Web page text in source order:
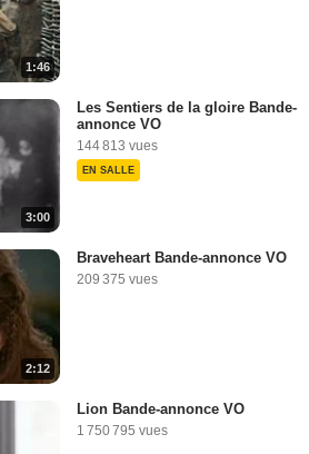
1:46
3:00
Les Sentiers de la gloire Bande-
annonce VO
144 813 vues
EN SALLE
2:12
Braveheart Bande-annonce VO
209 375 vues
Lion Bande-annonce VO
1 750 795 vues